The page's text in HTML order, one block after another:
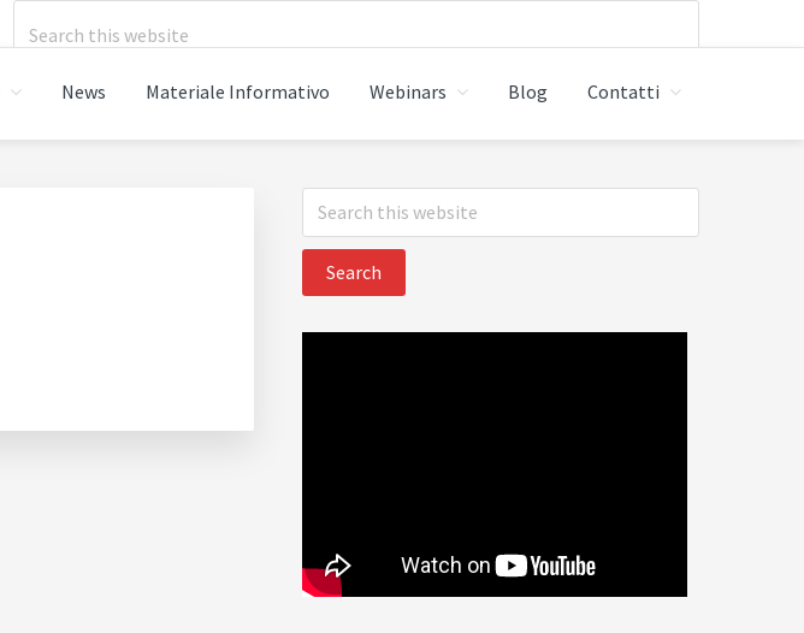
News Materiale Informativo Webinars Blog Contatti
Primary
Sidebar
Search
website